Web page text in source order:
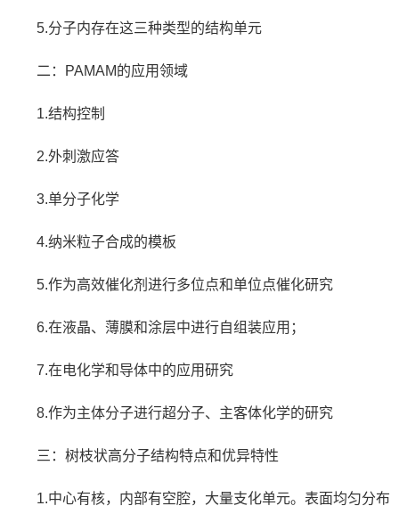
5.分子内存在这三种类型的结构单元
二：PAMAM的应用领域
1.结构控制
2.外刺激应答
3.单分子化学
4.纳米粒子合成的模板
5.作为高效催化剂进行多位点和单位点催化研究
6.在液晶、薄膜和涂层中进行自组装应用；
7.在电化学和导体中的应用研究
8.作为主体分子进行超分子、主客体化学的研究
三：树枝状高分子结构特点和优异特性
1.中心有核，内部有空腔，大量支化单元。表面均匀分布